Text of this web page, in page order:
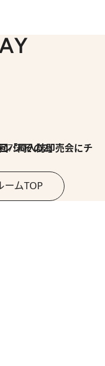
誌即売会にチャレンジ その2」
ームTOP